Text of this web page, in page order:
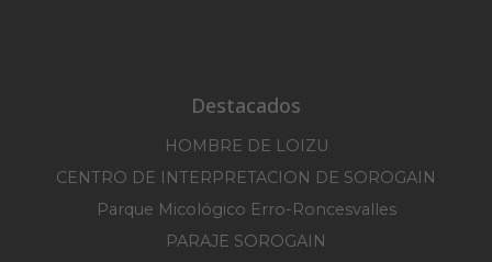
Destacados
HOMBRE DE LOIZU
CENTRO DE INTERPRETACION DE SOROGAIN
Parque Micológico Erro-Roncesvalles
PARAJE SOROGAIN